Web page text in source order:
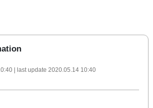
| last update 2020.05.14 10:40